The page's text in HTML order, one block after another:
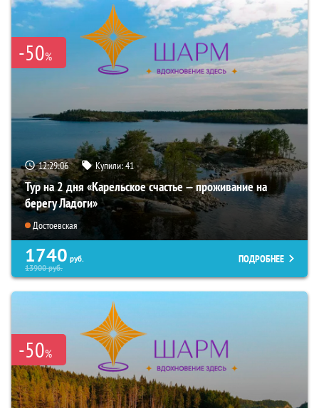
-50%
12:29:05 Купили:41
Тур на 2 дня «Карельское счастье — проживание на
берегу Ладоги»
Достоевская
1740 руб.
13900руб.
ПОДРОБНЕЕ
-50%